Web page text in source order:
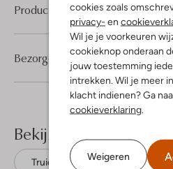
cookies zoals
privacy- en
Wil je je voorkeuren
cookieknop onderaan
jouw toestemming
intrekken. Wil je meer
klacht indienen? Ga
cookieverklaring.
Weigeren
Product informatie
Bezorgen & retourneren
Bekijk meer
Truien Profuomo